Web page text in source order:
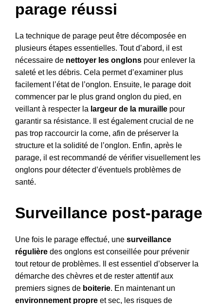
parage réussi
La technique de parage peut être décomposée en
plusieurs étapes essentielles. Tout d’abord, il est
nécessaire de nettoyer les onglons pour enlever la
saleté et les débris. Cela permet d’examiner plus
facilement l’état de l’onglon. Ensuite, le parage doit
commencer par le plus grand onglon du pied, en
veillant à respecter la largeur de la muraille pour
garantir sa résistance. Il est également crucial de ne
pas trop raccourcir la corne, afin de préserver la
structure et la solidité de l’onglon. Enfin, après le
parage, il est recommandé de vérifier visuellement les
onglons pour détecter d’éventuels problèmes de
santé.
Surveillance post-parage
Une fois le parage effectué, une surveillance
régulière des onglons est conseillée pour prévenir
tout retour de problèmes. Il est essentiel d’observer la
démarche des chèvres et de rester attentif aux
premiers signes de boiterie. En maintenant un
environnement propre et sec, les risques de